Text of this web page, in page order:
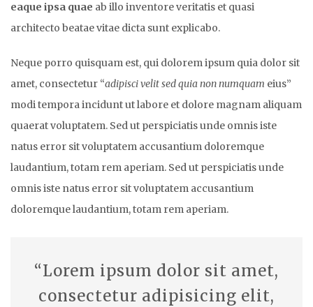
eaque ipsa quae ab illo inventore veritatis et quasi
architecto beatae vitae dicta sunt explicabo.
Neque porro quisquam est, qui dolorem ipsum quia dolor sit
amet, consectetur “adipisci velit sed quia non numquam eius”
modi tempora incidunt ut labore et dolore magnam aliquam
quaerat voluptatem. Sed ut perspiciatis unde omnis iste
natus error sit voluptatem accusantium doloremque
laudantium, totam rem aperiam. Sed ut perspiciatis unde
omnis iste natus error sit voluptatem accusantium
doloremque laudantium, totam rem aperiam.
“Lorem ipsum dolor sit amet,
consectetur adipisicing elit,